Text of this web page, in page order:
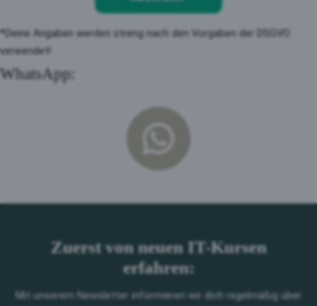
*Deine Angaben werden streng nach den Vorgaben der DSGVO
verwendet!
WhatsApp:
Zuerst von neuen IT-Kursen
erfahren:
Mit unserem Newsletter informieren wir dich regelmäßig über